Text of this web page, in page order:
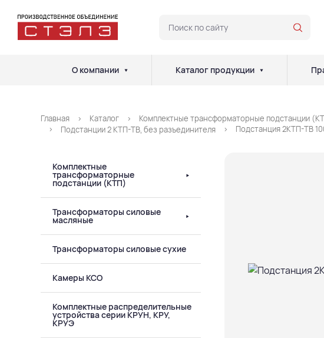
О компании Каталог продукции
Главная Каталог Комплектные трансформаторные подстанции
Подстанции 2 КТП-ТВ, без разъединителя
Подстанция 2КТП-ТВ
Комплектные
трансформаторные
подстанции (КТП)
Трансформаторы силовые
масляные
Трансформаторы силовые сухие
Камеры КСО
Комплектные распределительные
устройства серии КРУН, КРУ,
КРУЭ